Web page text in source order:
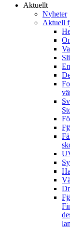
Aktuellt
Nyheter
Aktuell